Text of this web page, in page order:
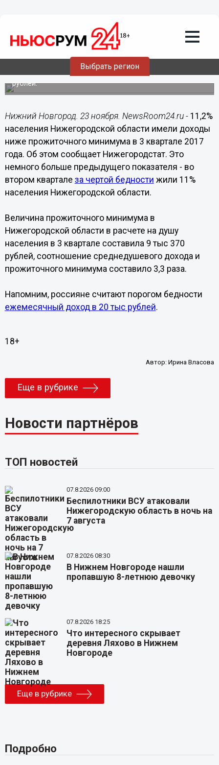
Выбрать регион
11,2% населения Нижегородской
области жили за чертой бедности в 3
квартале 2017 года
Величина прожиточного минимума составила 9 тыс 370
рублей.
Нижний Новгород. 23 ноября. NewsRoom24.ru - 11,2%
населения Нижегородской области имели доходы
ниже прожиточного минимума в 3 квартале 2017
года. Об этом сообщает Нижегородстат. Это
немного больше предыдущего показателя - во
втором квартале за чертой бедности жили 11%
населения Нижегородской области.
Величина прожиточного минимума в
Нижегородской области в расчете на душу
населения в 3 квартале составила 9 тыс 370
рублей, соотношение среднедушевого дохода и
прожиточного минимума составило 3,3 раза.
Напомним, россияне считают порогом бедности
ежемесячный доход в 20 тыс рублей.
18+
Автор:Ирина Власова
Еще в рубрике
Новости партнёров
ТОП новостей
07.8.2026 09:00
Беспилотники ВСУ атаковали
Нижегородскую область в ночь на
7 августа
07.8.2026 08:30
В Нижнем Новгороде нашли
пропавшую 8-летнюю девочку
07.8.2026 18:25
Что интересного скрывает
деревня Ляхово в Нижнем
Новгороде
Еще в рубрике
Подробно